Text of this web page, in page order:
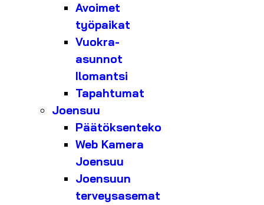
Avoimet
työpaikat
Vuokra-
asunnot
Ilomantsi
Tapahtumat
Joensuu
Päätöksenteko
Web Kamera
Joensuu
Joensuun
terveysasemat